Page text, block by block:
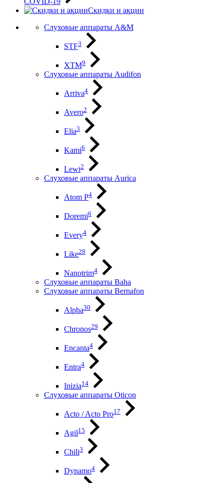
Скидки и акции
Слуховые аппараты A&M
STF3
XTM9
Слуховые аппараты Audifon
Arriva4
Avero2
Elia3
Kami6
Lewi2
Слуховые аппараты Aurica
Atom P4
Doremi6
Every4
Like28
Nanotrim4
Слуховые аппараты Baha
Слуховые аппараты Bernafon
Alpha30
Chronos29
Encanta4
Entra4
Inizia14
Слуховые аппараты Oticon
Acto / Acto Pro17
Agil15
Chili3
Dynamo4